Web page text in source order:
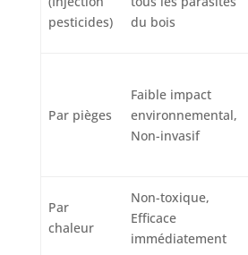
pesticides)
du bois
Par pièges
Faible impact
environnemental,
Non-invasif
Par
chaleur
Non-toxique,
Efficace
immédiatement